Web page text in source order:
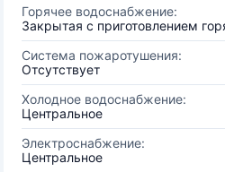
Горячее водоснабжение:
Закрытая с приготовлением
Система пожаротушения:
Отсутствует
Холодное водоснабжение:
Центральное
Электроснабжение:
Центральное